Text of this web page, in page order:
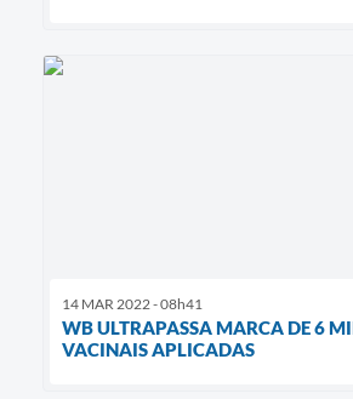
14 MAR 2022 - 08h41
WB ULTRAPASSA MARCA DE 6
VACINAIS APLICADAS